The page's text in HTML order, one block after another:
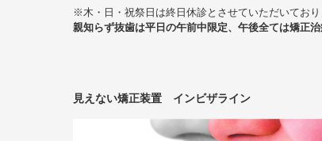
※木・日・祝祭日は終日休診とさせていただいており
親知らず抜歯は平日の午前中限定、午後全ては矯正治
見えない矯正装置 インビザライン